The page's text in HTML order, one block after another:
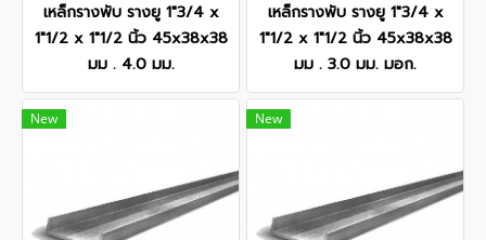
เหล็กรางพับ รางยู 1"3/4 x
1"1/2 x 1"1/2 นิ้ว 45x38x38
มม . 4.0 มม.
เหล็กรางพับ รางยู 1"3/4 x
1"1/2 x 1"1/2 นิ้ว 45x38x38
มม . 3.0 มม. มอก.
New New